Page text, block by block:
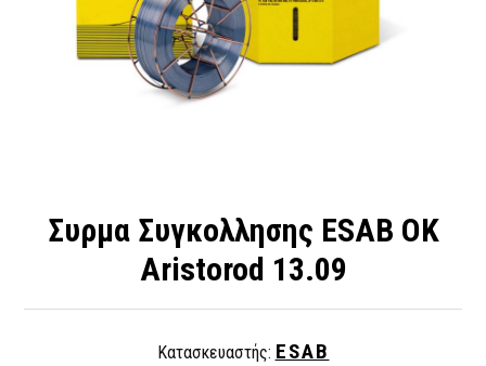
Συρμα Συγκολλησης ESAB OK
Aristorod 13.09
Κατασκευαστής: ESAB